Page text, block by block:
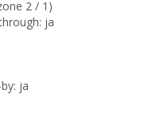
2 / 1)
ja
ja